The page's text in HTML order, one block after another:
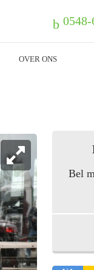
0548-
OVER ONS
Bel